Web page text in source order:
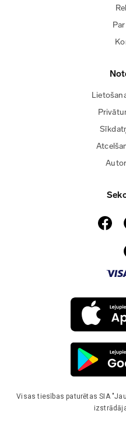
Visas tiesības paturētas SIA